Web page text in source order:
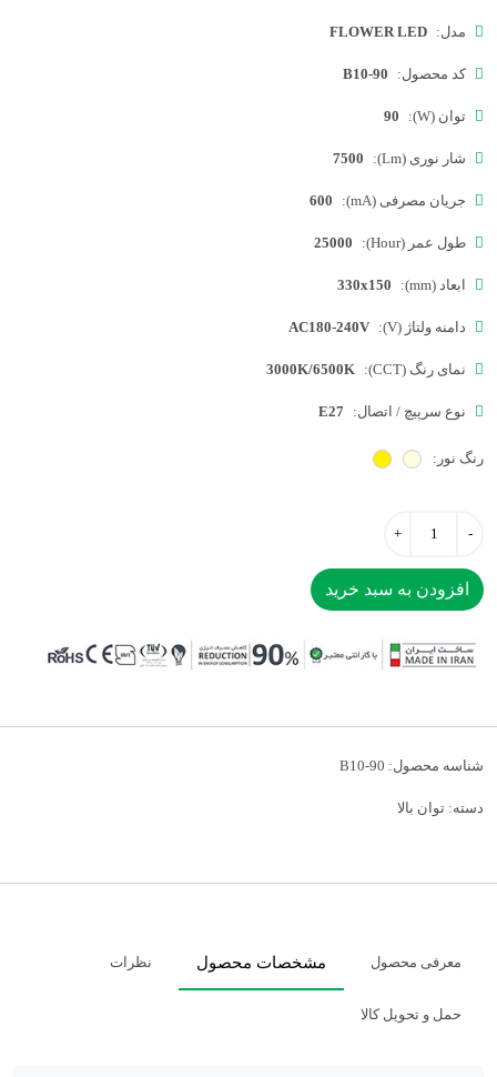
مدل: FLOWER LED
کد محصول: B10-90
توان (W): 90
شار نوری (Lm): 7500
جریان مصرفی (mA): 600
طول عمر (Hour): 25000
ابعاد (mm): 330x150
دامنه ولتاژ (V): AC180-240V
نمای رنگ (CCT): 3000K/6500K
نوع سرپیچ / اتصال: E27
رنگ نور:
افزودن به سبد خرید
شناسه محصول: B10-90
دسته: توان بالا
معرفی محصول مشخصات محصول نظرات
حمل و تحویل کالا